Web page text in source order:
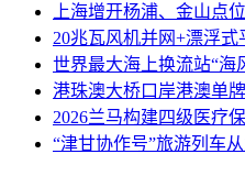
上海增开杨浦、金山点
20兆瓦风机并网+漂浮
世界最大海上换流站“海
港珠澳大桥口岸港澳单
2026兰马构建四级医疗
“津甘协作号”旅游列车